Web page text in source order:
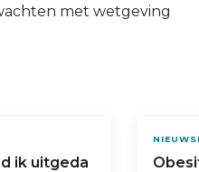
met wetgeving
ik uitgeda